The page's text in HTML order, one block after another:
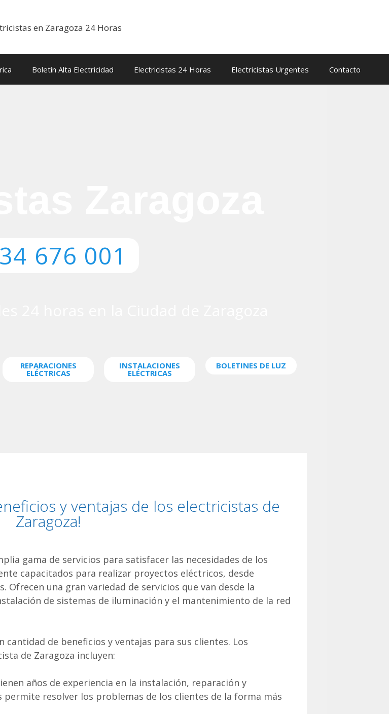
Boletín Alta Electricidad Electricistas 24 Horas Electricistas Urgentes Contacto
676 001
REPARACIONES
ELÉCTRICAS
INSTALACIONES
ELÉCTRICAS
BOLETINES DE LUZ
y ventajas de los electricistas de
Zaragoza!
gama de servicios para satisfacer las necesidades de los
capacitados para realizar proyectos eléctricos, desde
Ofrecen una gran variedad de servicios que van desde la
de sistemas de iluminación y el mantenimiento de la red
de beneficios y ventajas para sus clientes. Los
de Zaragoza incluyen:
años de experiencia en la instalación, reparación y
resolver los problemas de los clientes de la forma más